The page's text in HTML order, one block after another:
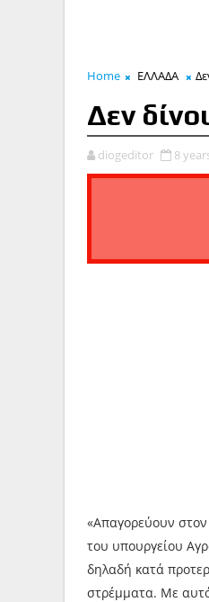
Home ΕΛΛΑΔΑ
Δεν
diogeditor 8
«Απαγορεύουν στον
του υπουργείου
δηλαδή κατά
στρέμματα. Με αυτό